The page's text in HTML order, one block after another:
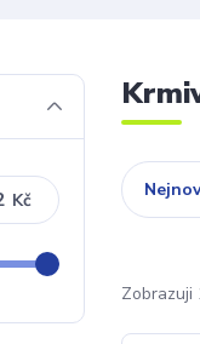
Zobrazuji
Kč